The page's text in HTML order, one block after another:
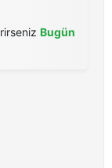
Bugün